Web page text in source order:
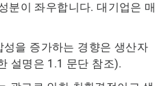
분이 좌우합니다. 대기업은 매
을 증가하는 경향은 생산자
설명은 1.1 문단 참조).